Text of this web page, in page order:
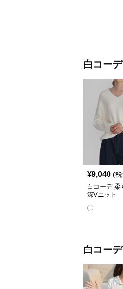
白コーデ
¥9,040 (
白コーデ 柔
深Vニット
白コーデ